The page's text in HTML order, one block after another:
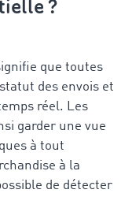
?
que toutes
des envois et
réel. Les
garder une vue
à tout
à la
de détecter